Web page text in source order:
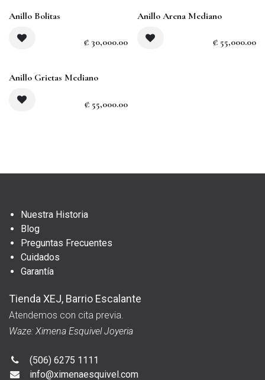
Anillo Bolitas
₡ 30,000.00
Anillo Arena Mediano
₡ 55,000.00
Anillo Grietas Mediano
₡ 55,000.00
Nuestra Historia
Blog
Preguntas Frecuentes
Cuidados
Garantía
Tienda XEJ, Barrio Escalante
Atendemos con cita previa.
Waze: Ximena Esquivel Joyeria
(506) 6275 1111
info@ximenaesquivel.com